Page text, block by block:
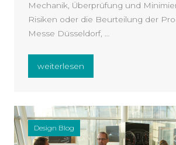
Mechanik, Überprüfung und
Risiken oder die Beurteilung der
Messe Düsseldorf, …
„Mind Opener: VDID Rundgang
weiterlesen
Design Blog